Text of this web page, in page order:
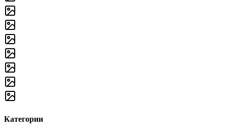
Категории